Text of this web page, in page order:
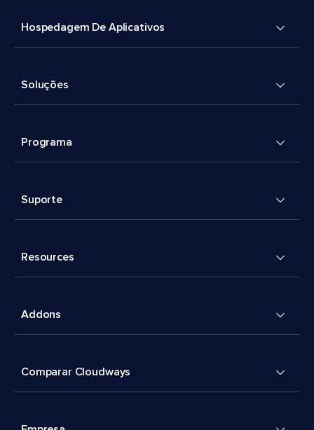
Hospedagem De Aplicativos
Soluções
Programa
Suporte
Resources
Addons
Comparar Cloudways